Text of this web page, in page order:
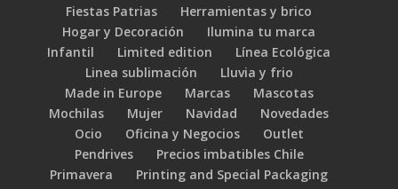
Fiestas Patrias
Herramientas y brico
Hogar y Decoración
Ilumina tu marca
Infantil
Limited edition
Línea Ecológica
Linea sublimación
Lluvia y frio
Made in Europe
Marcas
Mascotas
Mochilas
Mujer Navidad
Novedades
Ocio
Oficina y Negocios
Outlet
Pendrives
Precios imbatibles Chile
Primavera
Printing and Special Packaging